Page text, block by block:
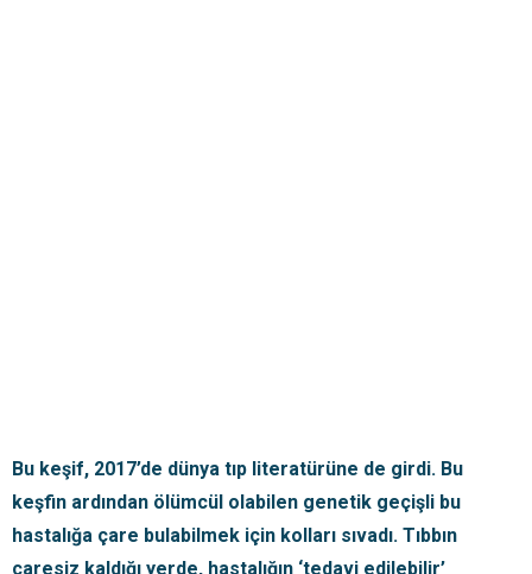
Bu keşif, 2017’de dünya tıp literatürüne de girdi. Bu
keşfin ardından ölümcül olabilen genetik geçişli bu
hastalığa çare bulabilmek için kolları sıvadı. Tıbbın
çaresiz kaldığı yerde, hastalığın ‘tedavi edilebilir’